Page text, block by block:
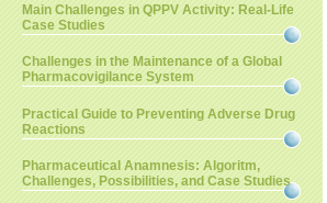
Main Challenges in QPPV Activity: Real-Life
Case Studies
Challenges in the Maintenance of a Global
Pharmacovigilance System
Practical Guide to Preventing Adverse Drug
Reactions
Pharmaceutical Anamnesis: Algoritm,
Challenges, Possibilities, and Case Studies